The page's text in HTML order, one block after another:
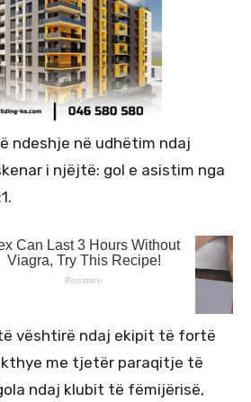
ndeshje në udhëtim ndaj
i njëjtë: gol e asistim nga
vështirë ndaj ekipit të fortë
me tjetër paraqitje të
ndaj klubit të fëmijërisë,